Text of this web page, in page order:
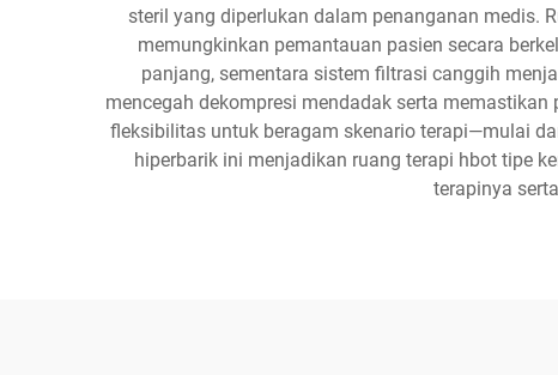
steril yang diperlukan dalam penanganan medis.
memungkinkan pemantauan pasien secara
panjang, sementara sistem filtrasi canggih
mencegah dekompresi mendadak serta
fleksibilitas untuk beragam skenario terapi—mulai
hiperbarik ini menjadikan ruang terapi hbot tipe
terapinya